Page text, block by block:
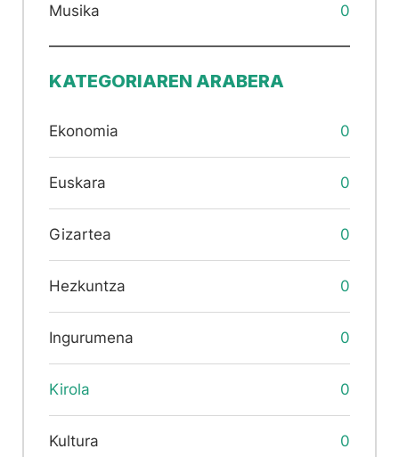
Musika 0
KATEGORIAREN ARABERA
Ekonomia 0
Euskara 0
Gizartea 0
Hezkuntza 0
Ingurumena 0
Kirola 0
Kultura 0